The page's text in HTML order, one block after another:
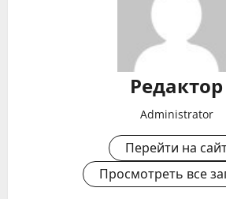
Редактор
Administrator
Перейти на
Просмотреть все